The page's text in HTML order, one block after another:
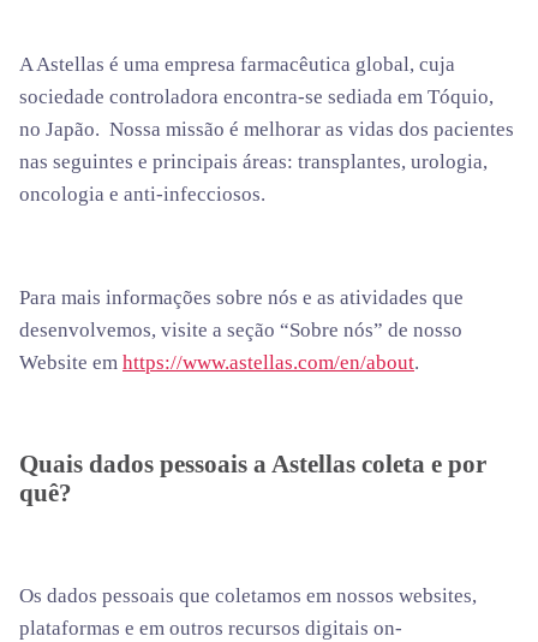
A Astellas é uma empresa farmacêutica global, cuja
sociedade controladora encontra-se sediada em Tóquio,
no Japão. Nossa missão é melhorar as vidas dos pacientes
nas seguintes e principais áreas: transplantes, urologia,
oncologia e anti-infecciosos.
Para mais informações sobre nós e as atividades que
desenvolvemos, visite a seção “Sobre nós” de nosso
Website em https://www.astellas.com/en/about.
Quais dados pessoais a Astellas coleta e por
quê?
Os dados pessoais que coletamos em nossos websites,
plataformas e em outros recursos digitais on-